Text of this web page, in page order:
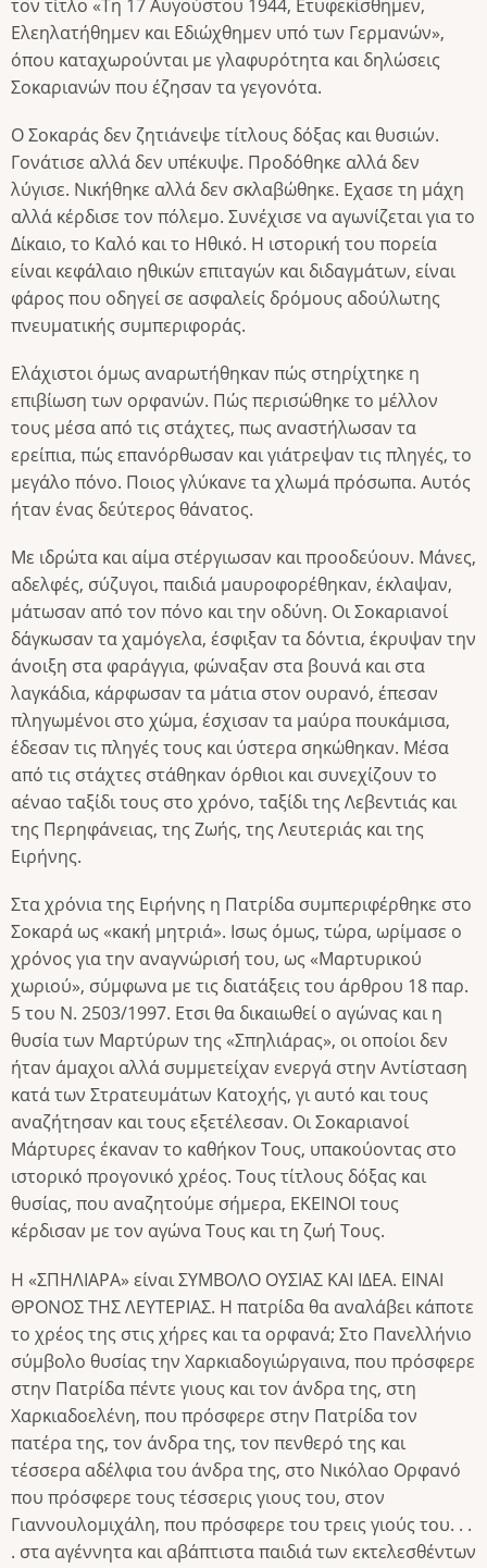
τον τίτλο «Τη 17 Αυγούστου 1944, Ετυφεκίσθημεν,
Ελεηλατήθημεν και Εδιώχθημεν υπό των Γερμανών»,
όπου καταχωρούνται με γλαφυρότητα και δηλώσεις
Σοκαριανών που έζησαν τα γεγονότα.
Ο Σοκαράς δεν ζητιάνεψε τίτλους δόξας και θυσιών.
Γονάτισε αλλά δεν υπέκυψε. Προδόθηκε αλλά δεν
λύγισε. Νικήθηκε αλλά δεν σκλαβώθηκε. Εχασε τη μάχη
αλλά κέρδισε τον πόλεμο. Συνέχισε να αγωνίζεται για το
Δίκαιο, το Καλό και το Ηθικό. Η ιστορική του πορεία
είναι κεφάλαιο ηθικών επιταγών και διδαγμάτων, είναι
φάρος που οδηγεί σε ασφαλείς δρόμους αδούλωτης
πνευματικής συμπεριφοράς.
Ελάχιστοι όμως αναρωτήθηκαν πώς στηρίχτηκε η
επιβίωση των ορφανών. Πώς περισώθηκε το μέλλον
τους μέσα από τις στάχτες, πως αναστήλωσαν τα
ερείπια, πώς επανόρθωσαν και γιάτρεψαν τις πληγές, το
μεγάλο πόνο. Ποιος γλύκανε τα χλωμά πρόσωπα. Αυτός
ήταν ένας δεύτερος θάνατος.
Με ιδρώτα και αίμα στέργιωσαν και προοδεύουν. Μάνες,
αδελφές, σύζυγοι, παιδιά μαυροφορέθηκαν, έκλαψαν,
μάτωσαν από τον πόνο και την οδύνη. Οι Σοκαριανοί
δάγκωσαν τα χαμόγελα, έσφιξαν τα δόντια, έκρυψαν την
άνοιξη στα φαράγγια, φώναξαν στα βουνά και στα
λαγκάδια, κάρφωσαν τα μάτια στον ουρανό, έπεσαν
πληγωμένοι στο χώμα, έσχισαν τα μαύρα πουκάμισα,
έδεσαν τις πληγές τους και ύστερα σηκώθηκαν. Μέσα
από τις στάχτες στάθηκαν όρθιοι και συνεχίζουν το
αέναο ταξίδι τους στο χρόνο, ταξίδι της Λεβεντιάς και
της Περηφάνειας, της Ζωής, της Λευτεριάς και της
Ειρήνης.
Στα χρόνια της Ειρήνης η Πατρίδα συμπεριφέρθηκε στο
Σοκαρά ως «κακή μητριά». Ισως όμως, τώρα, ωρίμασε ο
χρόνος για την αναγνώρισή του, ως «Μαρτυρικού
χωριού», σύμφωνα με τις διατάξεις του άρθρου 18 παρ.
5 του Ν. 2503/1997. Ετσι θα δικαιωθεί ο αγώνας και η
θυσία των Μαρτύρων της «Σπηλιάρας», οι οποίοι δεν
ήταν άμαχοι αλλά συμμετείχαν ενεργά στην Αντίσταση
κατά των Στρατευμάτων Κατοχής, γι αυτό και τους
αναζήτησαν και τους εξετέλεσαν. Οι Σοκαριανοί
Μάρτυρες έκαναν το καθήκον Τους, υπακούοντας στο
ιστορικό προγονικό χρέος. Τους τίτλους δόξας και
θυσίας, που αναζητούμε σήμερα, ΕΚΕΙΝΟΙ τους
κέρδισαν με τον αγώνα Τους και τη ζωή Τους.
Η «ΣΠΗΛΙΑΡΑ» είναι ΣΥΜΒΟΛΟ ΟΥΣΙΑΣ ΚΑΙ ΙΔΕΑ. ΕΙΝΑΙ
ΘΡΟΝΟΣ ΤΗΣ ΛΕΥΤΕΡΙΑΣ. Η πατρίδα θα αναλάβει κάποτε
το χρέος της στις χήρες και τα ορφανά; Στο Πανελλήνιο
σύμβολο θυσίας την Χαρκιαδογιώργαινα, που πρόσφερε
στην Πατρίδα πέντε γιους και τον άνδρα της, στη
Χαρκιαδοελένη, που πρόσφερε στην Πατρίδα τον
πατέρα της, τον άνδρα της, τον πενθερό της και
τέσσερα αδέλφια του άνδρα της, στο Νικόλαο Ορφανό
που πρόσφερε τους τέσσερις γιους του, στον
Γιαννουλομιχάλη, που πρόσφερε του τρεις γιούς του. . .
. στα αγέννητα και αβάπτιστα παιδιά των εκτελεσθέντων